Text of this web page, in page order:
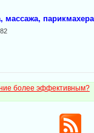
массажа,
более эффективным?